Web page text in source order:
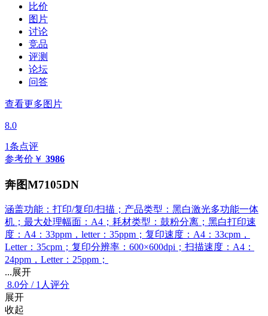
比价
图片
讨论
竞品
评测
论坛
问答
查看更多图片
8.0
1条点评
参考价 ￥ 3986
奔图M7105DN
涵盖功能：打印/复印/扫描；产品类型：黑白激光多功能一体
机；最大处理幅面：A4；耗材类型：鼓粉分离；黑白打印速
度：A4：33ppm，letter：35ppm；复印速度：A4：33cpm，
Letter：35cpm；复印分辨率：600×600dpi；扫描速度：A4：
24ppm，Letter：25ppm；
...展开
8.0分 / 1人评分
展开
收起